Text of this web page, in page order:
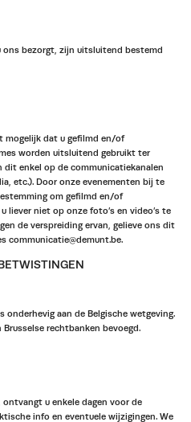
ons bezorgt, zijn uitsluitend bestemd
mogelijk dat u gefilmd en/of
worden uitsluitend gebruikt ter
enkel op de communicatiekanalen
etc.). Door onze evenementen bij te
om gefilmd en/of
liever niet op onze foto’s en video’s te
de verspreiding ervan, gelieve ons dit
communicatie@demunt.be.
aan de Belgische wetgeving.
rechtbanken bevoegd.
u enkele dagen voor de
info en eventuele wijzigingen. We